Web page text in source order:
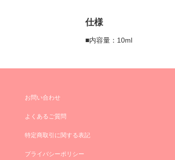
仕様
■内容量：10ml
お問い合わせ
よくあるご質問
特定商取引に関する表記
プライバシーポリシー